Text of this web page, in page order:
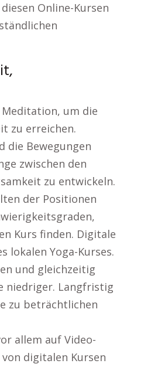
Online-Kursen
um die
zu erreichen.
die Bewegungen
zwischen den
zu entwickeln.
der Positionen
Kurs finden. Digitale
lokalen Yoga-Kurses.
und gleichzeitig
niedriger. Langfristig
zu beträchtlichen
allem auf Video-
digitalen Kursen